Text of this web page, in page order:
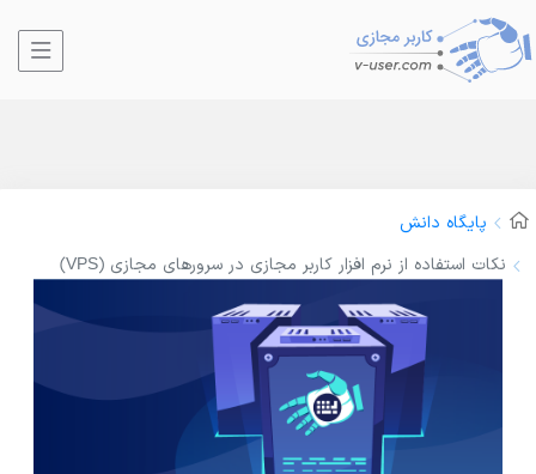
پایگاه دانش
نکات استفاده از نرم افزار کاربر مجازی در سرورهای مجازی (VPS)